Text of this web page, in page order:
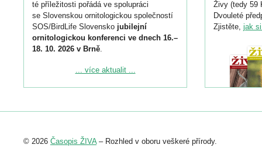
té příležitosti pořádá ve spolupráci
se Slovenskou ornitologickou společností
SOS/BirdLife Slovensko jubilejní
ornitologickou konferenci ve dnech 16.–
18. 10. 2026 v Brně.
Podrobnější informace ke konferenci
Registrovat se můžete do 6. září.
abstraktu přihlášené přednášky nebo
... více aktualit ...
Živy (tedy 59
Dvouleté
Zjistěte, jak
© 2026 Časopis ŽIVA– Rozhled v oboru veškeré přírody.